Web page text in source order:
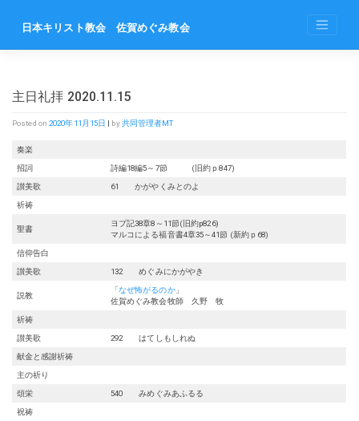
content日本キリスト教会 佐賀めぐみ教会
主日礼拝 2020.11.15
Posted on 2020年11月15日 | by共同管理者MT
奏楽
招詞 詩編18編5～7節 (旧約ｐ847)
讃美歌 61 かがやくみとのよ
祈祷
聖書
ヨプ記38章8～11節(旧約p826)
マルコによる福音書4章35～41節 (新約ｐ68)
信仰告白
讃美歌 132 めぐみにかがやき
説教
「なぜ怖がるのか」
佐賀めぐみ教会牧師 久野 牧
祈祷
讃美歌 292 はてしもしれぬ
献金と感謝祈祷
主の祈り
頌栄 540 みめぐみあふるる
祝祷